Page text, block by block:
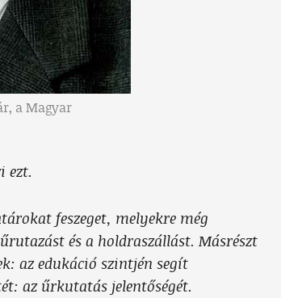
a Magyar
ezt.
feszeget, melyekre még
és a holdraszállást. Másrészt
az edukáció szintjén segít
az űrkutatás jelentőségét.